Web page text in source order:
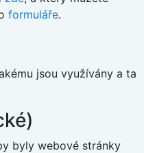
formuláře.
jsou využívány a ta
byly webové stránky